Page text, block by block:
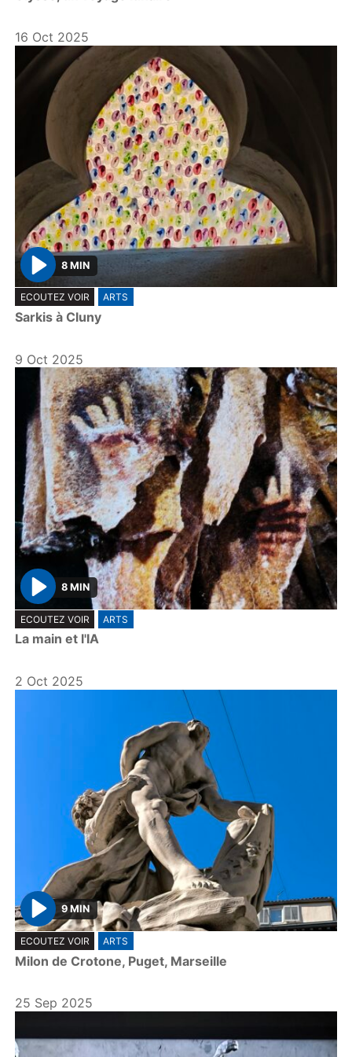
16 Oct 2025
P
l
a
8 MIN
ECOUTEZ VOIR ARTS
Sarkis à Cluny
9 Oct 2025
P
l
a
8 MIN
ECOUTEZ VOIR ARTS
La main et l'IA
2 Oct 2025
P
l
a
9 MIN
ECOUTEZ VOIR ARTS
Milon de Crotone, Puget, Marseille
25 Sep 2025